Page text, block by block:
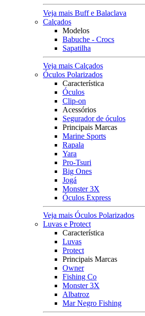
Veja mais Buff e Balaclava
Calçados
Modelos
Babuche - Crocs
Sapatilha
Veja mais Calçados
Óculos Polarizados
Característica
Óculos
Clip-on
Acessórios
Segurador de óculos
Principais Marcas
Marine Sports
Rapala
Yara
Pro-Tsuri
Big Ones
Jogá
Monster 3X
Óculos Express
Veja mais Óculos Polarizados
Luvas e Protect
Característica
Luvas
Protect
Principais Marcas
Owner
Fishing Co
Monster 3X
Albatroz
Mar Negro Fishing